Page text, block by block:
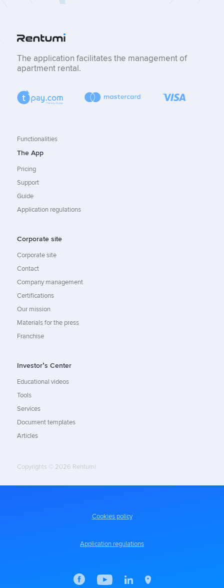
The application facilitates the management of
apartment rental.
Functionalities
The App
Pricing
Support
Guide
Application regulations
Corporate site
Corporate site
Contact
Company management
Certifications
Our mission
Materials for the press
Franchise
Investor’s Center
Educational videos
Tools
Services
Document templates
Articles
Copyrights © 2026 Rentumi
Cookies policy
Application regulations